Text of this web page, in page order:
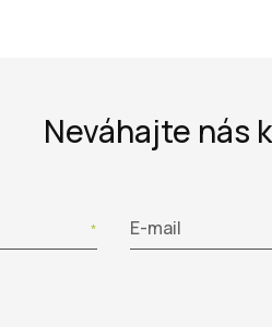
Neváhajte nás
E-mail